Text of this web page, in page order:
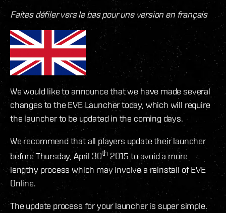
Faites défiler vers le bas pour une version en français
We would like to announce that we have made several
changes to the EVE Launcher today, which will require
the launcher to be updated in the coming days.
We recommend that all players update their launcher
before Thursday, April 30th 2015 to avoid a more
lengthy process which may involve a reinstall of EVE
Online.
The update process for your launcher is super simple.